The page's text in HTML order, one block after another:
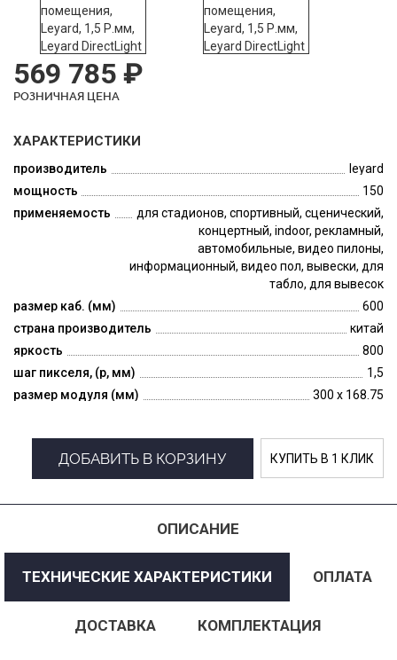
569 785 ₽
РОЗНИЧНАЯ ЦЕНА
ХАРАКТЕРИСТИКИ
производитель
leyard
мощность
150
применяемость
для стадионов, спортивный, сценический,
концертный, indoor, рекламный,
автомобильные, видео пилоны,
информационный, видео пол, вывески, для
табло, для вывесок
размер каб. (мм)
600
страна производитель
китай
яркость
800
шаг пикселя, (p, мм)
1,5
размер модуля (мм)
300 x 168.75
ДОБАВИТЬ В КОРЗИНУ КУПИТЬ В 1 КЛИК
ОПИСАНИЕ
ТЕХНИЧЕСКИЕ ХАРАКТЕРИСТИКИ ОПЛАТА
ДОСТАВКА КОМПЛЕКТАЦИЯ